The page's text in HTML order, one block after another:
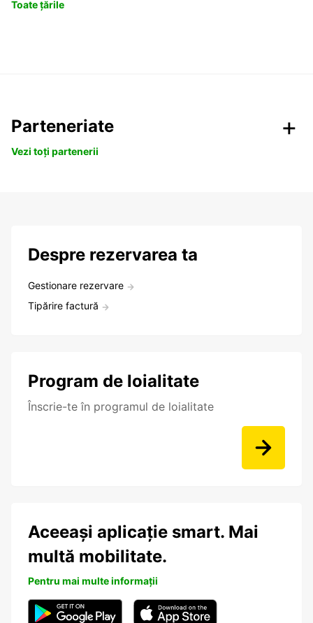
Toate țările
Parteneriate
Vezi toți partenerii
Despre rezervarea ta
Gestionare rezervare
Tipărire factură
Program de loialitate
Înscrie-te în programul de loialitate
Aceeași aplicație smart. Mai
multă mobilitate.
Pentru mai multe informații